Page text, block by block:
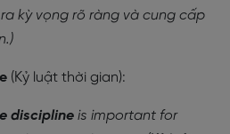
kỳ vọng rõ ràng và cung cấp
(Kỷ luật thời gian):
discipline is important for